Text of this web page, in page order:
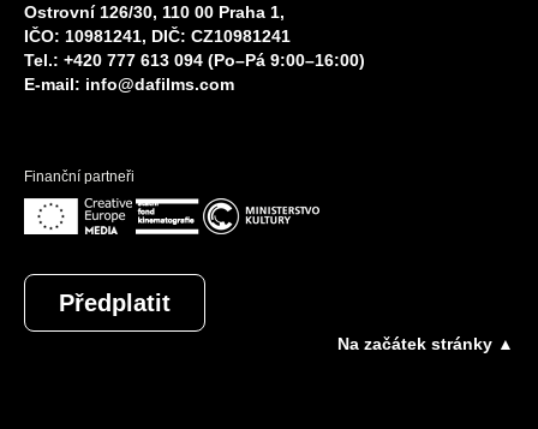
Ostrovní 126/30, 110 00 Praha 1,
IČO: 10981241, DIČ: CZ10981241
Tel.: +420 777 613 094 (Po–Pá 9:00–16:00)
E-mail: info@dafilms.com
Finanční partneři
Předplatit
Na začátek stránky ▲